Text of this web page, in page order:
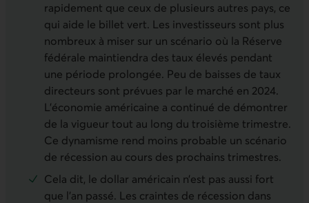
rapidement que ceux de plusieurs autres pays, ce
qui aide le billet vert. Les investisseurs sont plus
nombreux à miser sur un scénario où la Réserve
fédérale maintiendra des taux élevés pendant
une période prolongée. Peu de baisses de taux
directeurs sont prévues par le marché en 2024.
L’économie américaine a continué de démontrer
de la vigueur tout au long du troisième trimestre.
Ce dynamisme rend moins probable un scénario
de récession au cours des prochains trimestres.
Cela dit, le dollar américain n’est pas aussi fort
que l’an passé. Les craintes de récession dans